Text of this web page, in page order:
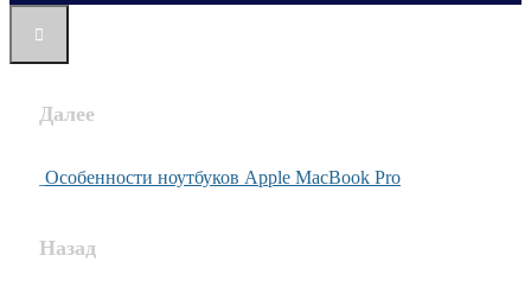
Далее
Особенности ноутбуков Apple MacBook Pro
Назад